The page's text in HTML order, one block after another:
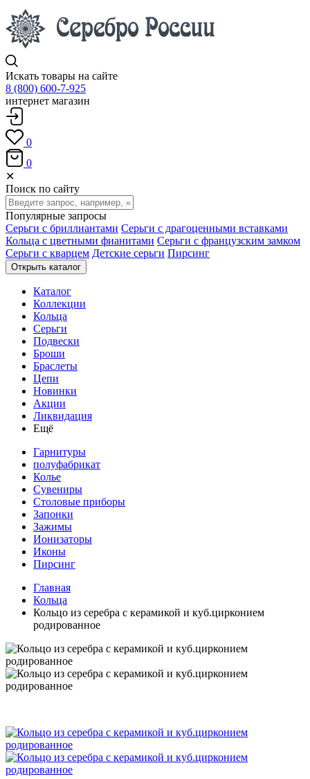
Искать товары на сайте
8 (800) 600-7-925
интернет магазин
0
0
✕
Поиск по сайту
Популярные запросы
Серьги с бриллиантами Серьги с драгоценными вставками
Кольца с цветными фианитами Серьги с французским замком
Серьги с кварцем Детские серьги Пирсинг
Открыть каталог
Каталог
Коллекции
Кольца
Серьги
Подвески
Броши
Браслеты
Цепи
Новинки
Акции
Ликвидация
Ещё
Гарнитуры
полуфабрикат
Колье
Сувениры
Столовые приборы
Запонки
Зажимы
Ионизаторы
Иконы
Пирсинг
Главная
Кольца
Кольцо из серебра с керамикой и куб.цирконием
родированное